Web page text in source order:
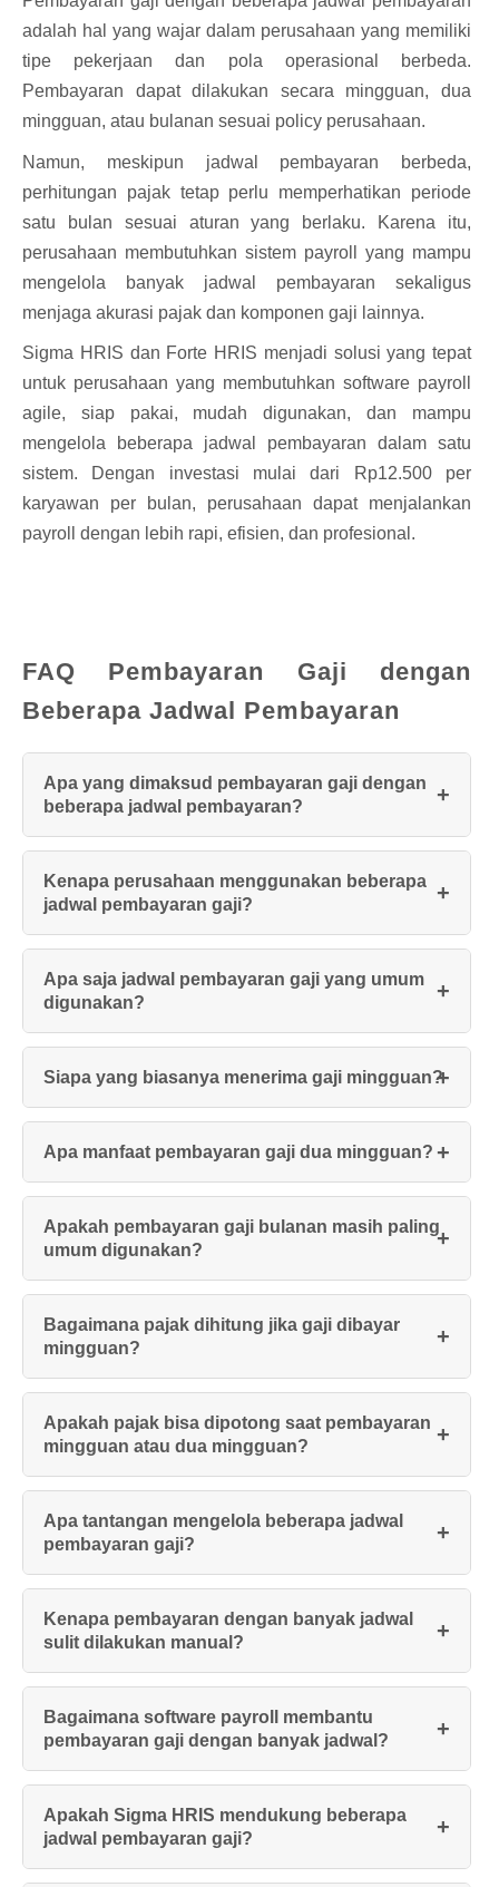
adalah hal yang wajar dalam perusahaan yang memiliki
tipe pekerjaan dan pola operasional berbeda.
Pembayaran dapat dilakukan secara mingguan, dua
mingguan, atau bulanan sesuai policy perusahaan.
Namun, meskipun jadwal pembayaran berbeda,
perhitungan pajak tetap perlu memperhatikan periode
satu bulan sesuai aturan yang berlaku. Karena itu,
perusahaan membutuhkan sistem payroll yang mampu
mengelola banyak jadwal pembayaran sekaligus
menjaga akurasi pajak dan komponen gaji lainnya.
Sigma HRIS dan Forte HRIS menjadi solusi yang tepat
untuk perusahaan yang membutuhkan software payroll
agile, siap pakai, mudah digunakan, dan mampu
mengelola beberapa jadwal pembayaran dalam satu
sistem. Dengan investasi mulai dari Rp12.500 per
karyawan per bulan, perusahaan dapat menjalankan
payroll dengan lebih rapi, efisien, dan profesional.
FAQ Pembayaran Gaji dengan
Beberapa Jadwal Pembayaran
Apa yang dimaksud pembayaran gaji dengan
beberapa jadwal pembayaran?
Kenapa perusahaan menggunakan beberapa
jadwal pembayaran gaji?
Apa saja jadwal pembayaran gaji yang umum
digunakan?
Siapa yang biasanya menerima gaji mingguan?
Apa manfaat pembayaran gaji dua mingguan?
Apakah pembayaran gaji bulanan masih paling
umum digunakan?
Bagaimana pajak dihitung jika gaji dibayar
mingguan?
Apakah pajak bisa dipotong saat pembayaran
mingguan atau dua mingguan?
Apa tantangan mengelola beberapa jadwal
pembayaran gaji?
Kenapa pembayaran dengan banyak jadwal
sulit dilakukan manual?
Bagaimana software payroll membantu
pembayaran gaji dengan banyak jadwal?
Apakah Sigma HRIS mendukung beberapa
jadwal pembayaran gaji?